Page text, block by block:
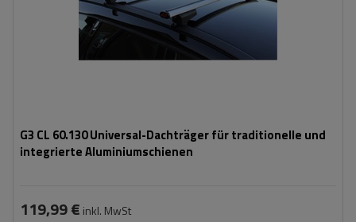
G3 CL 60.130 Universal-Dachträger für traditionelle und
integrierte Aluminiumschienen
119,99 € inkl. MwSt